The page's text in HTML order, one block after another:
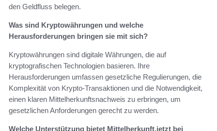
den Geldfluss belegen.
Was sind Kryptowährungen und welche
Herausforderungen bringen sie mit sich?
Kryptowährungen sind digitale Währungen, die auf
kryptografischen Technologien basieren. Ihre
Herausforderungen umfassen gesetzliche Regulierungen, die
Komplexität von Krypto-Transaktionen und die Notwendigkeit,
einen klaren Mittelherkunftsnachweis zu erbringen, um
gesetzlichen Anforderungen gerecht zu werden.
Welche Unterstützung bietet Mittelherkunft.jetzt bei